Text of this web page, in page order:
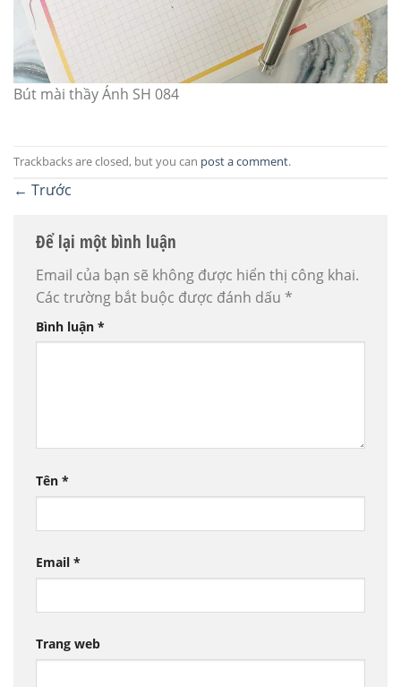
Bút mài thầy Ánh SH 084
Trackbacks are closed, but you can post a comment.
← Trước
Để lại một bình luận
Email của bạn sẽ không được hiển thị công khai.
Các trường bắt buộc được đánh dấu *
Bình luận *
Tên *
Email *
Trang web